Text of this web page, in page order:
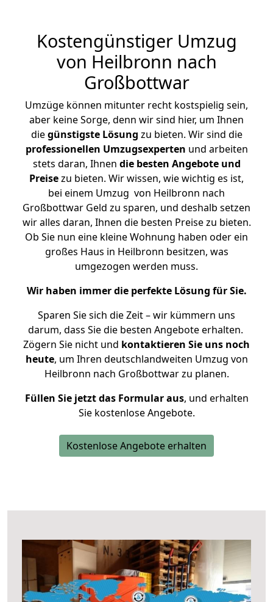
Kostengünstiger Umzug
von Heilbronn nach
Großbottwar
Umzüge können mitunter recht kostspielig sein,
aber keine Sorge, denn wir sind hier, um Ihnen
diegünstigste Lösung zu bieten. Wir sind die
professionellen Umzugsexperten und arbeiten
stets daran, Ihnen die besten Angebote und
Preisezu bieten. Wir wissen, wie wichtig es ist,
bei einem Umzug von Heilbronn nach
Großbottwar Geld zu sparen, und deshalb setzen
wir alles daran, Ihnen die besten Preise zu bieten.
Ob Sie nun eine kleine Wohnung haben oder ein
großes Haus in Heilbronn besitzen, was
umgezogen werden muss.
Wir haben immer die perfekte Lösung für Sie.
Sparen Sie sich die Zeit – wir kümmern uns
darum, dass Sie die besten Angebote erhalten.
Zögern Sie nicht und kontaktieren Sie uns noch
heute, um Ihren deutschlandweiten Umzug von
Heilbronn nach Großbottwar zu planen.
Füllen Sie jetzt das Formular aus, und erhalten
Sie kostenlose Angebote.
Kostenlose Angebote erhalten